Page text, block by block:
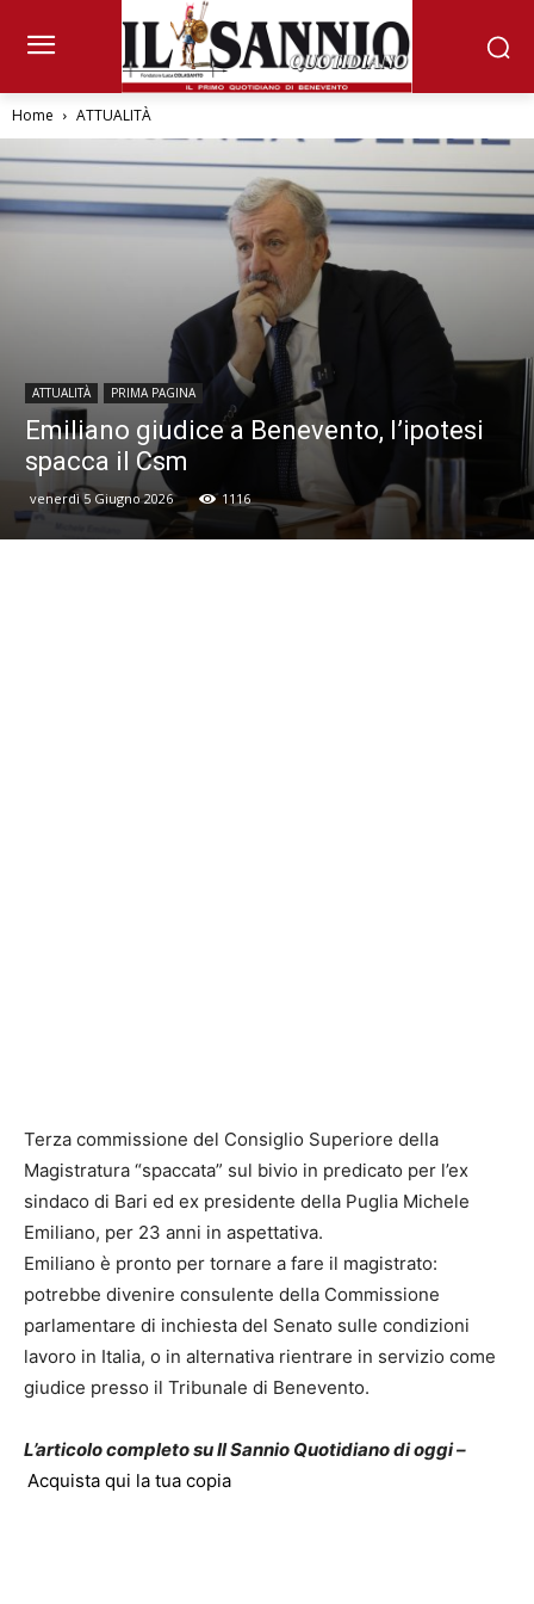
Home ATTUALITÀ
ATTUALITÀ PRIMA PAGINA
Emiliano giudice a Benevento, l’ipotesi
spacca il Csm
venerdì 5 Giugno 2026 1116
Terza commissione del Consiglio Superiore della
Magistratura “spaccata” sul bivio in predicato per l’ex
sindaco di Bari ed ex presidente della Puglia Michele
Emiliano, per 23 anni in aspettativa.
Emiliano è pronto per tornare a fare il magistrato:
potrebbe divenire consulente della Commissione
parlamentare di inchiesta del Senato sulle condizioni
lavoro in Italia, o in alternativa rientrare in servizio come
giudice presso il Tribunale di Benevento.
L’articolo completo su Il Sannio Quotidiano di oggi –
Acquista qui la tua copia